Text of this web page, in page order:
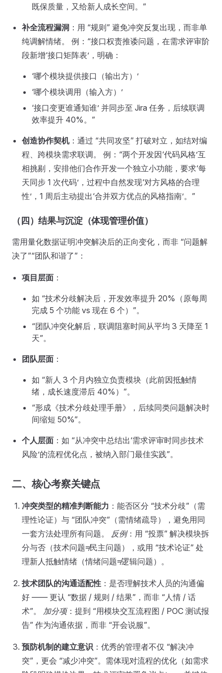
既保质量，又给新人成长空间。”
补全流程漏洞 ：用 “规则” 避免冲突反复出现，而非单
纯调解情绪。 例：“接口权责推诿问题，在需求评审阶
段新增‘接口矩阵表’，明确：
‘哪个模块提供接口（输出方）’
‘哪个模块调用（输入方）’
‘接口变更谁通知谁’ 并同步至 Jira 任务，后续联调
效率提升 40%。”
创造协作契机：通过 “共同攻坚” 打破对立，如结对编
程、跨模块需求联调。 例：“两个开发因‘代码风格’互
相挑剔，安排他们合作开发一个独立小功能，要求‘每
天同步 1 次代码’，过程中自然发现‘对方风格的合理
性’，1 周后主动提出‘合并双方优点的风格指南’。”
（四）结果与沉淀（体现管理价值）
需用量化数据证明冲突解决后的正向变化，而非 “问题解
决了”“团队和谐了”：
项目层面 ：
如 “技术分歧解决后，开发效率提升 20%（原每周
完成 5 个功能 vs 现在 6 个）”。
“团队冲突化解后，联调阻塞时间从平均 3 天降至 1
天”。
团队层面 ：
如 “新人 3 个月内独立负责模块（此前因抵触情
绪，成长速度滞后 40%）”。
“形成《技术分歧处理手册》，后续同类问题解决时
间缩短 50%”。
个人层面 ：如 “从冲突中总结出‘需求评审时同步技术
风险’的流程优化点，被纳入部门最佳实践”。
二、核心考察关键点
冲突类型的精准判断能力 ：能否区分 “技术分歧”（需
理性论证）与 “团队冲突”（需情绪疏导），避免用同
一套方法处理所有问题。 反例：用 “投票” 解决模块拆
分与否（技术问题≠民主问题），或用 “技术论证” 处
理新人抵触情绪（情绪问题≠逻辑问题）。
技术团队的沟通适配性 ：是否理解技术人员的沟通偏
好 —— 更认 “数据 / 规则 / 结果”，而非 “人情 / 话
术”。 加分项：提到 “用模块交互流程图 / POC 测试报
告” 作为沟通依据，而非 “开会说服”。
预防机制的建立意识 ：优秀的管理者不仅 “解决冲
突”，更会 “减少冲突”。需体现对流程的优化（如需求